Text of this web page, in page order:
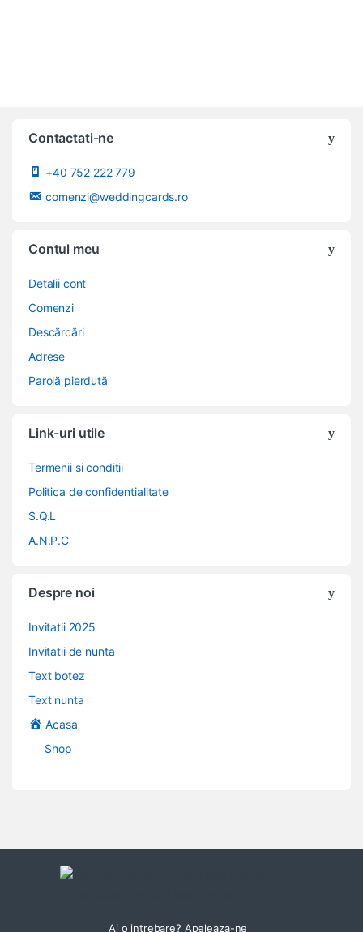
Contactati-ne
+40 752 222 779
comenzi@weddingcards.ro
Contul meu
Detalii cont
Comenzi
Descărcări
Adrese
Parolă pierdută
Link-uri utile
Termenii si conditii
Politica de confidentialitate
S.Q.L
A.N.P.C
Despre noi
Invitatii 2025
Invitatii de nunta
Text botez
Text nunta
Acasa
Shop
Ai o intrebare? Apeleaza-ne